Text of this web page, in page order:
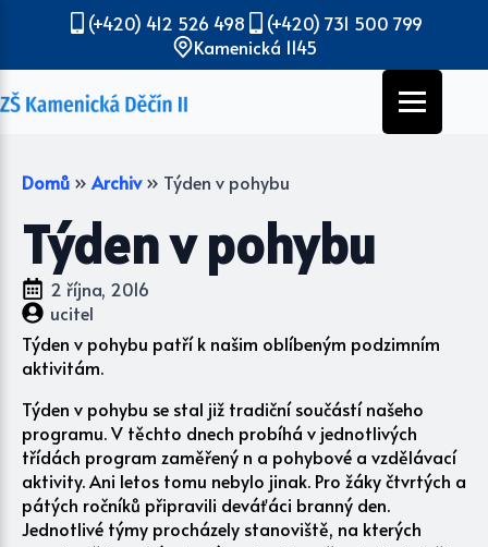
(+420) 412 526 498
(+420) 731 500 799
Kamenická 1145
Domů » Archiv » Týden v pohybu
Týden v pohybu
2 října, 2016
ucitel
Týden v pohybu patří k našim oblíbeným podzimním
aktivitám.
Týden v pohybu se stal již tradiční součástí našeho
programu. V těchto dnech probíhá v jednotlivých
třídách program zaměřený n a pohybové a vzdělávací
aktivity. Ani letos tomu nebylo jinak. Pro žáky čtvrtých a
pátých ročníků připravili deváťáci branný den.
Jednotlivé týmy procházely stanoviště, na kterých